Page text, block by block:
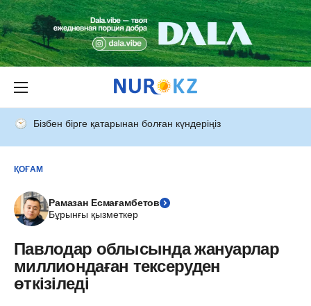
Бізбен бірге қатарынан болған күндеріңіз
ҚОҒАМ
Рамазан Есмағамбетов
Бұрынғы қызметкер
Павлодар облысында жануарлар
миллиондаған тексеруден
өткізіледі